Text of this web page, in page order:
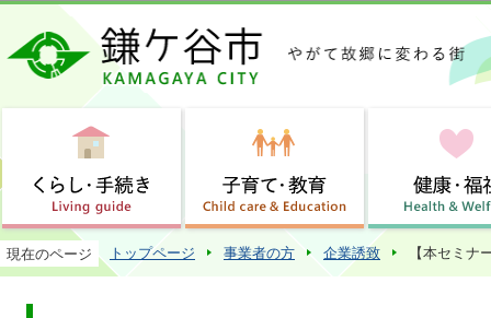
この
現在のページ トップページ 事業者の方 企業誘致 【本セミ